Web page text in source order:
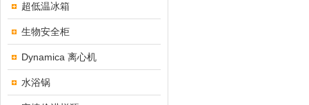
超低温冰箱
生物安全柜
Dynamica 离心机
水浴锅